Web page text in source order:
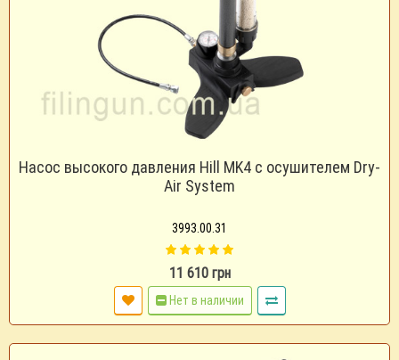
Насос высокого давления Hill MK4 с осушителем Dry-
Air System
3993.00.31
11 610 грн
Нет в наличии